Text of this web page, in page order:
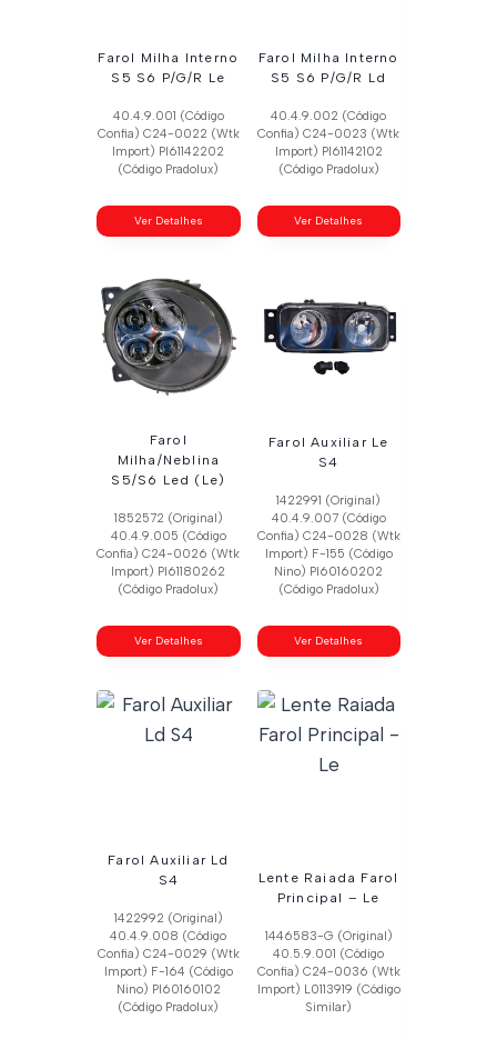
Farol Milha Interno
S5 S6 P/G/R Le
40.4.9.001 (Código
Confia) C24-0022 (Wtk
Import) Pl61142202
(Código Pradolux)
Ver Detalhes
Farol Milha Interno
S5 S6 P/G/R Ld
40.4.9.002 (Código
Confia) C24-0023 (Wtk
Import) Pl61142102
(Código Pradolux)
Ver Detalhes
Farol
Milha/Neblina
S5/S6 Led (Le)
1852572 (Original)
40.4.9.005 (Código
Confia) C24-0026 (Wtk
Import) Pl61180262
(Código Pradolux)
Ver Detalhes
Farol Auxiliar Le
S4
1422991 (Original)
40.4.9.007 (Código
Confia) C24-0028 (Wtk
Import) F-155 (Código
Nino) Pl60160202
(Código Pradolux)
Ver Detalhes
Farol Auxiliar Ld
S4
1422992 (Original)
40.4.9.008 (Código
Confia) C24-0029 (Wtk
Import) F-164 (Código
Nino) Pl60160102
(Código Pradolux)
Lente Raiada Farol
Principal – Le
1446583-G (Original)
40.5.9.001 (Código
Confia) C24-0036 (Wtk
Import) L0113919 (Código
Similar)